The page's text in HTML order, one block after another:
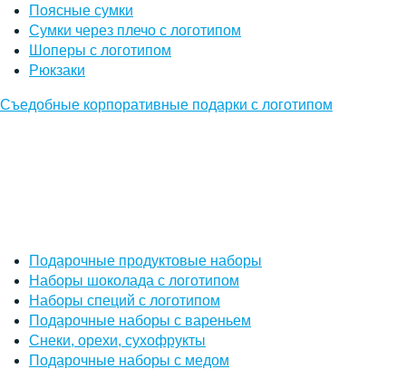
Поясные сумки
Сумки через плечо с логотипом
Шоперы с логотипом
Рюкзаки
Съедобные корпоративные подарки с логотипом
Подарочные продуктовые наборы
Наборы шоколада с логотипом
Наборы специй с логотипом
Подарочные наборы с вареньем
Снеки, орехи, сухофрукты
Подарочные наборы с медом